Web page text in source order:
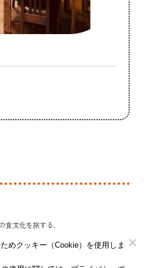
食文化を旅する、
めクッキー（Cookie）を使用しま